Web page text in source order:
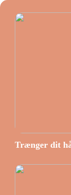
Trænger dit